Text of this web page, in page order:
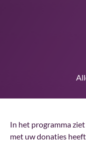
In het programma
met uw donaties